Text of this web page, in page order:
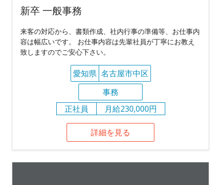
新卒 一般事務
来客の対応から、書類作成、社内行事の準備等、お仕事内
容は幅広いです。 お仕事内容は先輩社員が丁寧にお教え
致しますのでご安心下さい。
愛知県 名古屋市中区
事務
正社員
月給230,000円
詳細を見る